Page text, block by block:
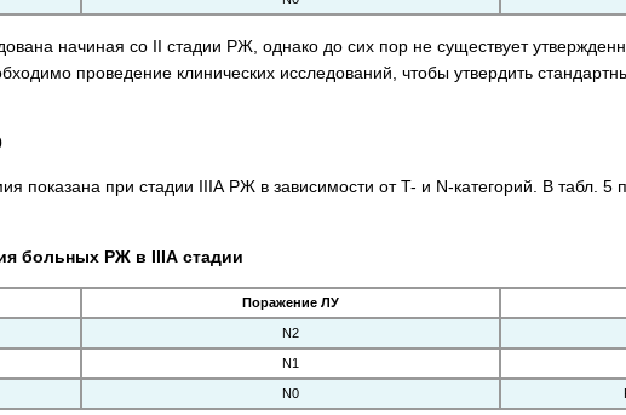
начиная со II стадии РЖ, однако до сих пор не существует
проведение клинических исследований, чтобы утвердить
показана при стадии IIIА РЖ в зависимости от T- и N-категорий. В табл. 5
больных РЖ в IIIА стадии
Поражение ЛУ
N2
N1
N0